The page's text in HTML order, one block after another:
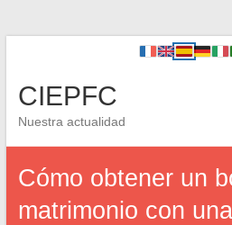
CIEPFC
Nuestra actualidad
Cómo obtener un
matrimonio con